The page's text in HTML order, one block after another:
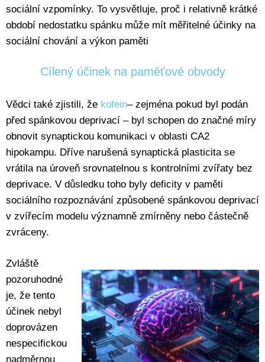
sociální vzpomínky. To vysvětluje, proč i relativně krátké
období nedostatku spánku může mít měřitelné účinky na
sociální chování a výkon paměti
Cílený účinek na paměťové obvody
Vědci také zjistili, že kofein– zejména pokud byl podán
před spánkovou deprivací – byl schopen do značné míry
obnovit synaptickou komunikaci v oblasti CA2
hipokampu. Dříve narušená synaptická plasticita se
vrátila na úroveň srovnatelnou s kontrolními zvířaty bez
deprivace. V důsledku toho byly deficity v paměti
sociálního rozpoznávání způsobené spánkovou deprivací
v zvířecím modelu významně zmírněny nebo částečně
zvráceny.
Zvláště
pozoruhodné
je, že tento
účinek nebyl
doprovázen
nespecifickou
nadměrnou